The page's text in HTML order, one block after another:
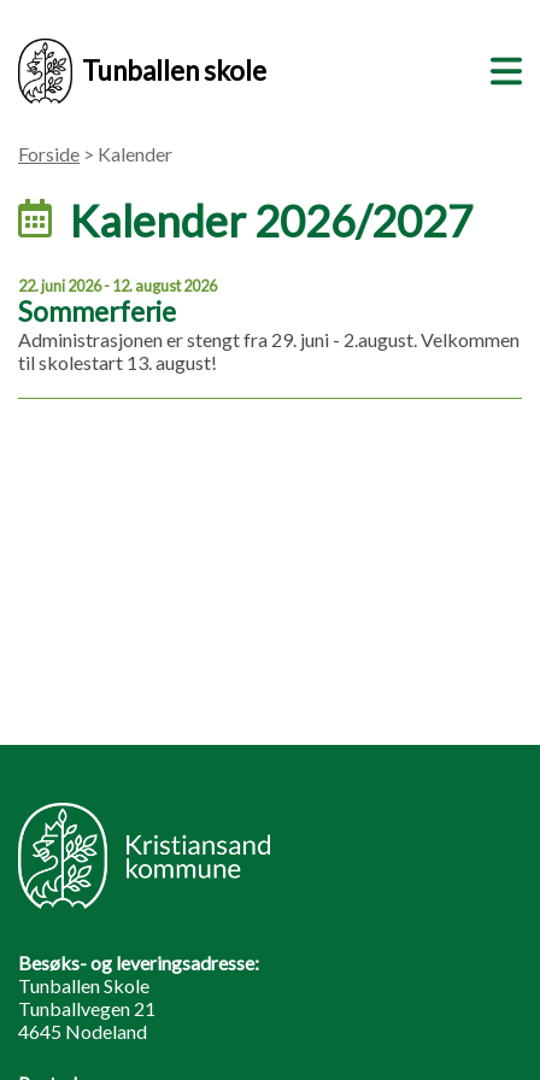
Tunballen skole
Forside > Kalender
Kalender 2026/2027
22. juni 2026 - 12. august 2026
Sommerferie
Administrasjonen er stengt fra 29. juni - 2.august. Velkommen
til skolestart 13. august!
Besøks- og leveringsadresse:
Tunballen Skole
Tunballvegen 21
4645 Nodeland